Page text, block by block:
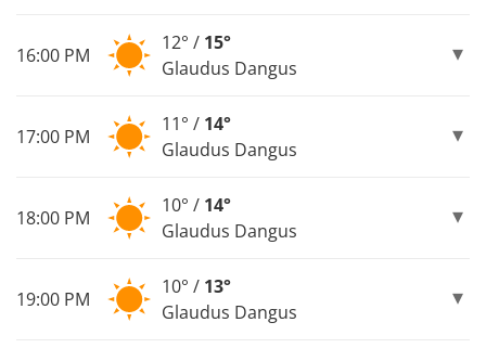
16:00 PM
12° / 15°
Glaudus Dangus
17:00 PM
11° / 14°
Glaudus Dangus
18:00 PM
10° / 14°
Glaudus Dangus
19:00 PM
10° / 13°
Glaudus Dangus